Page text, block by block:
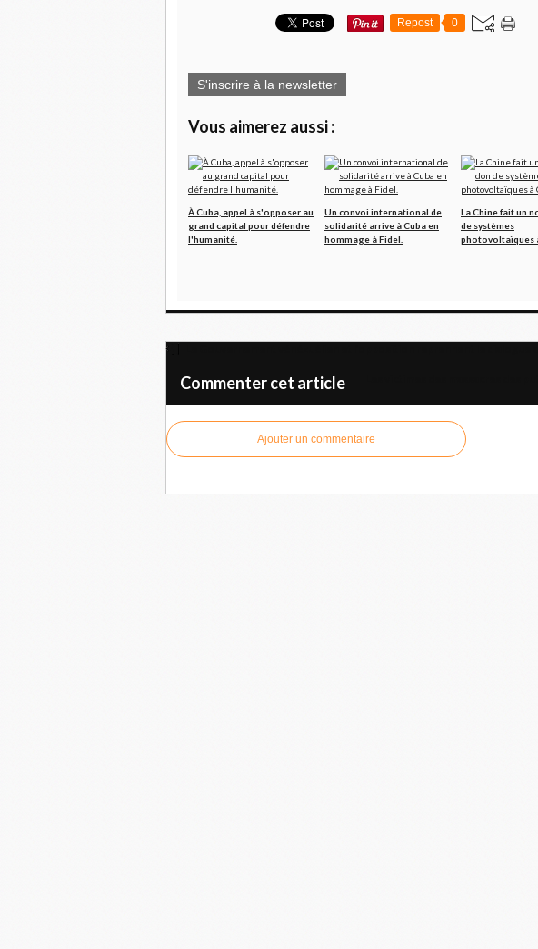
Repost 0
S'inscrire à la newsletter
Vous aimerez aussi :
À Cuba, appel à s'opposer au
grand capital pour défendre
l'humanité.
Un convoi international de
solidarité arrive à Cuba en
hommage à Fidel.
La Chine fait un
de systèmes
photovoltaïques
Commenter cet article
Ajouter un commentaire